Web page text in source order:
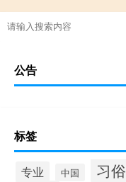
公告
标签
专业 中国 习俗